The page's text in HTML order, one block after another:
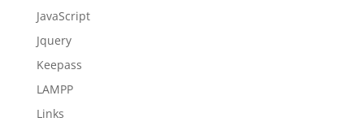
JavaScript
Jquery
Keepass
LAMPP
Links